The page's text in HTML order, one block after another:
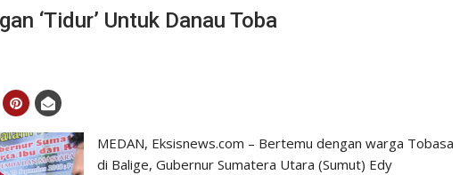
‘Tidur’ Untuk Danau Toba
MEDAN, Eksisnews.com – Bertemu dengan warga Tobasa
di Balige, Gubernur Sumatera Utara (Sumut) Edy